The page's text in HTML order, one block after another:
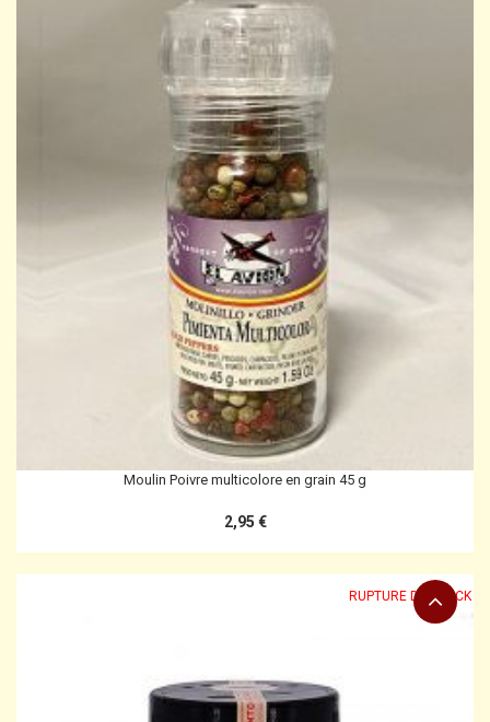
Moulin Poivre multicolore en grain 45 g
2,95 €
RUPTURE DE STOCK